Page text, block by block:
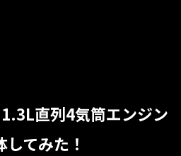
直列4気筒エンジン
してみた！